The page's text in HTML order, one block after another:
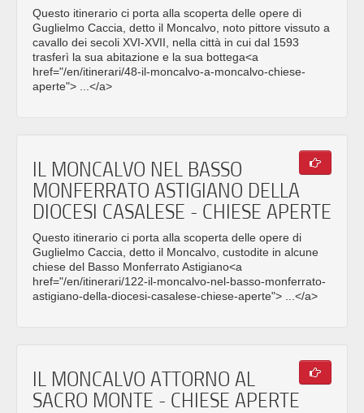
Questo itinerario ci porta alla scoperta delle opere di
Guglielmo Caccia, detto il Moncalvo, noto pittore vissuto a
cavallo dei secoli XVI-XVII, nella città in cui dal 1593
trasferì la sua abitazione e la sua bottega<a
href="/en/itinerari/48-il-moncalvo-a-moncalvo-chiese-
aperte"> ...</a>
IL MONCALVO NEL BASSO
MONFERRATO ASTIGIANO DELLA
DIOCESI CASALESE - CHIESE APERTE
Questo itinerario ci porta alla scoperta delle opere di
Guglielmo Caccia, detto il Moncalvo, custodite in alcune
chiese del Basso Monferrato Astigiano<a
href="/en/itinerari/122-il-moncalvo-nel-basso-monferrato-
astigiano-della-diocesi-casalese-chiese-aperte"> ...</a>
IL MONCALVO ATTORNO AL
SACRO MONTE - CHIESE APERTE